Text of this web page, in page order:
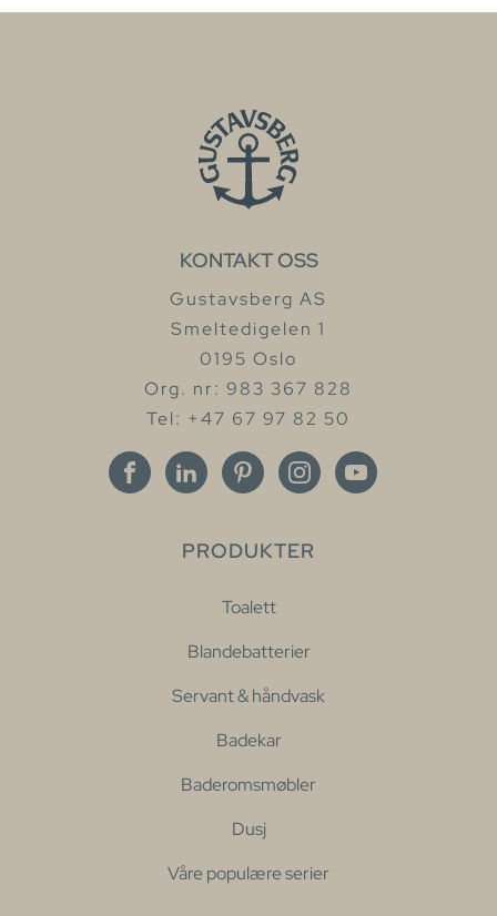
KONTAKT OSS
Gustavsberg AS
Smeltedigelen 1
0195 Oslo
Org. nr: 983 367 828
Tel: +47 67 97 82 50
PRODUKTER
Toalett
Blandebatterier
Servant & håndvask
Badekar
Baderomsmøbler
Dusj
Våre populære serier